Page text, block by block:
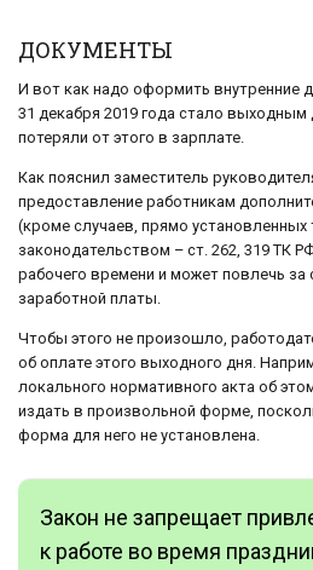
ДОКУМЕНТЫ
И вот как надо оформить внутренние
31 декабря 2019 года стало выходным
потеряли от этого в зарплате.
Как пояснил заместитель
предоставление работникам
(кроме случаев, прямо
законодательством – ст. 262, 319 ТК
рабочего времени и может повлечь за
заработной платы.
Чтобы этого не произошло,
об оплате этого выходного дня.
локального нормативного акта об
издать в произвольной форме,
форма для него не установлена.
Закон не запрещает
к работе во время